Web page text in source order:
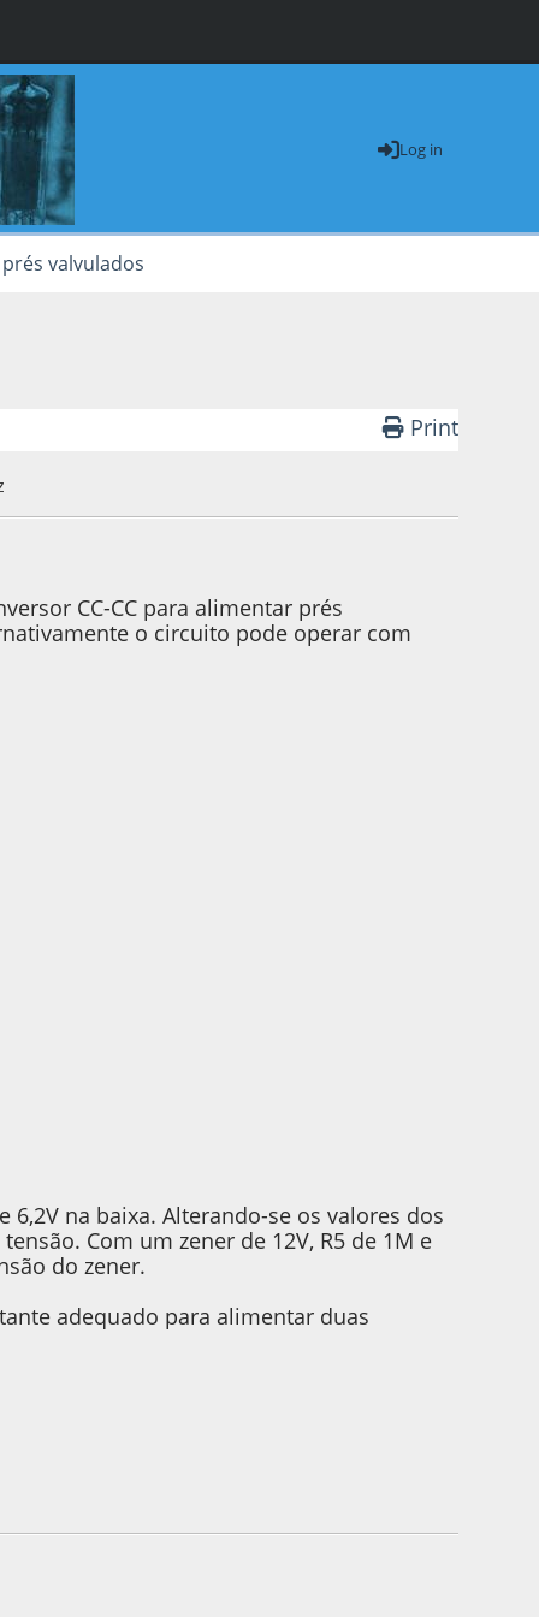
Log in
valvulados
Print
CC-CC para alimentar prés
o circuito pode operar com
na baixa. Alterando-se os valores dos
Com um zener de 12V, R5 de 1M e
do zener.
adequado para alimentar duas